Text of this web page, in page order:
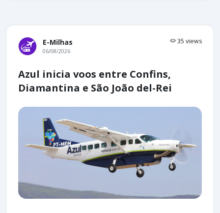
E-Milhas 35 views
06/08/2026
Azul inicia voos entre Confins,
Diamantina e São João del-Rei